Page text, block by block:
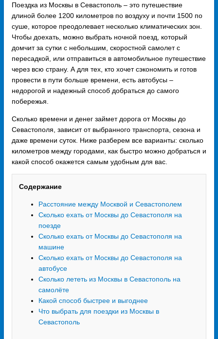
Поездка из Москвы в Севастополь – это путешествие
длиной более 1200 километров по воздуху и почти 1500 по
суше, которое преодолевает несколько климатических зон.
Чтобы доехать, можно выбрать ночной поезд, который
домчит за сутки с небольшим, скоростной самолет с
пересадкой, или отправиться в автомобильное путешествие
через всю страну. А для тех, кто хочет сэкономить и готов
провести в пути больше времени, есть автобусы –
недорогой и надежный способ добраться до самого
побережья.
Сколько времени и денег займет дорога от Москвы до
Севастополя, зависит от выбранного транспорта, сезона и
даже времени суток. Ниже разберем все варианты: сколько
километров между городами, как быстро можно добраться и
какой способ окажется самым удобным для вас.
Содержание
Расстояние между Москвой и Севастополем
Сколько ехать от Москвы до Севастополя на
поезде
Сколько ехать от Москвы до Севастополя на
машине
Сколько ехать от Москвы до Севастополя на
автобусе
Сколько лететь из Москвы в Севастополь на
самолёте
Какой способ быстрее и выгоднее
Что выбрать для поездки из Москвы в
Севастополь